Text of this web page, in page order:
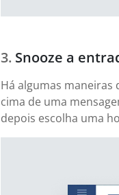
Snooze a
Há algumas
cima de uma
depois escolha uma